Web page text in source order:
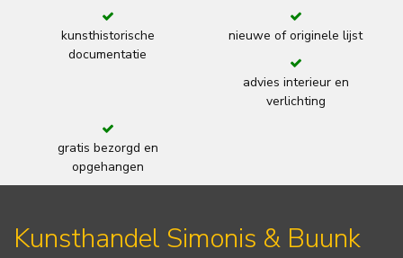
kunsthistorische
documentatie
nieuwe of originele lijst
advies interieur en
verlichting
gratis bezorgd en
opgehangen
Kunsthandel Simonis & Buunk